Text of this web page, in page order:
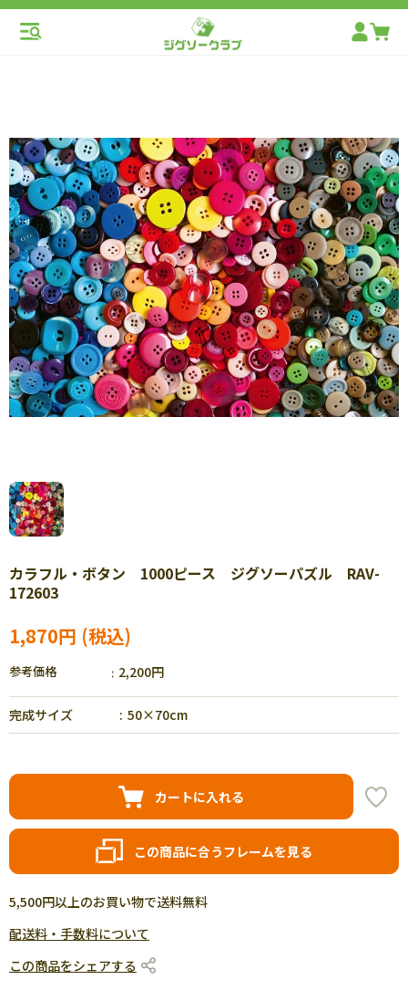
カラフル・ボタン 1000ピース ジグソーパズル RAV-
172603
1,870円
参考価格 2,200円
完成サイズ 50×70cm
カートに入れる
この商品に合うフレームを見る
5,500円以上のお買い物で送料無料
配送料・手数料について
この商品をシェアする